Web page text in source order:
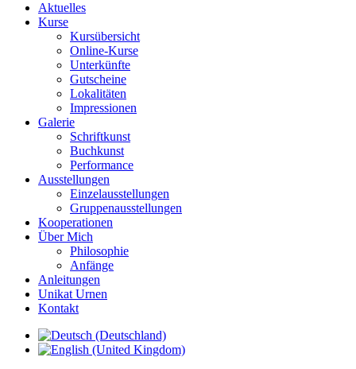
Aktuelles
Kurse
Kursübersicht
Online-Kurse
Unterkünfte
Gutscheine
Lokalitäten
Impressionen
Galerie
Schriftkunst
Buchkunst
Performance
Ausstellungen
Einzelausstellungen
Gruppenausstellungen
Kooperationen
Über Mich
Philosophie
Anfänge
Anleitungen
Unikat Urnen
Kontakt